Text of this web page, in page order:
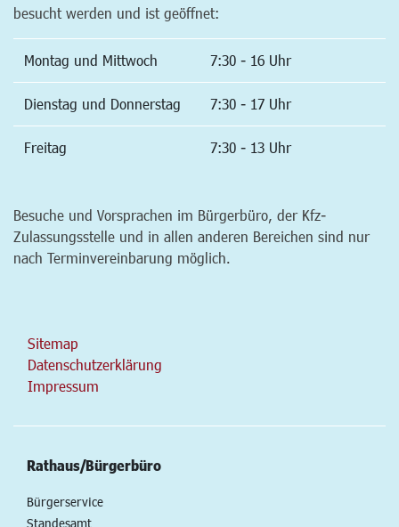
besucht werden und ist geöffnet:
Montag und Mittwoch 7:30 - 16 Uhr
Dienstag und Donnerstag 7:30 - 17 Uhr
Freitag 7:30 - 13 Uhr
Besuche und Vorsprachen im Bürgerbüro, der Kfz-
Zulassungsstelle und in allen anderen Bereichen sind nur
nach Terminvereinbarung möglich.
Sitemap
Datenschutzerklärung
Impressum
Rathaus/Bürgerbüro
Bürgerservice
Standesamt